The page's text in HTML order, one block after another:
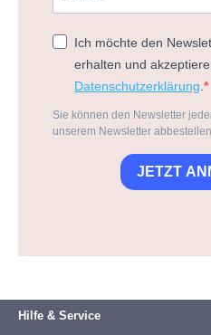
Ich möchte den
erhalten und
Datenschutzerklärung
Sie können den Newsletter
unserem Newsletter abbestellen.
JETZT
Hilfe & Service